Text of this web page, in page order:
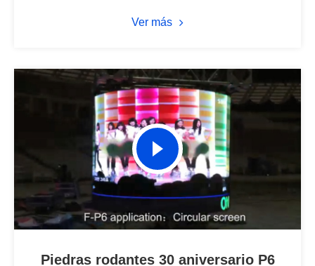
Ver más
Piedras rodantes 30 aniversario P6